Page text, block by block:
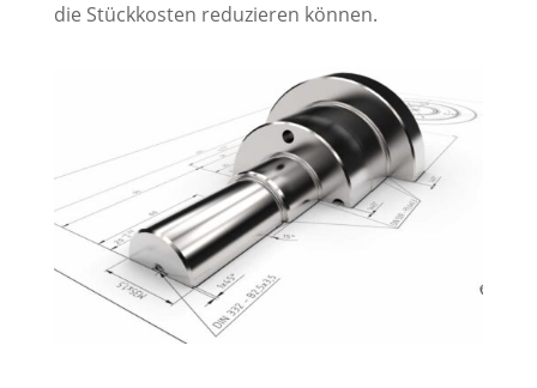
die Stückkosten reduzieren können.